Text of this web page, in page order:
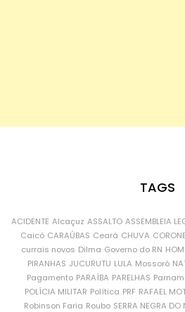
TAGS
ACIDENTE Alcaçuz ASSALTO ASSEMBLEIA
Caicó CARAÚBAS Ceará CHUVA
currais novos Dilma Governo do RN
PIRANHAS JUCURUTU LULA Mossoró
Pagamento PARAÍBA PARELHAS
POLÍCIA MILITAR Política PRF RAFAEL
Robinson Faria Roubo SERRA NEGRA DO